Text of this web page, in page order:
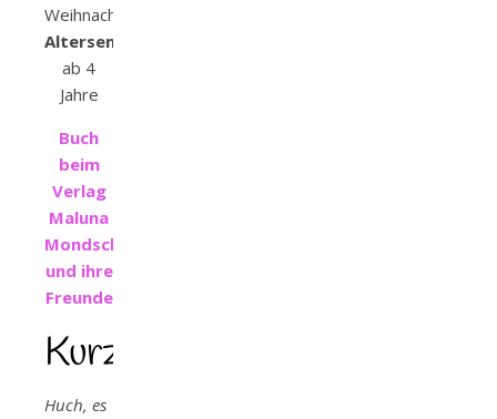
Weihnachten
Altersempfehlung:
ab 4
Jahre
Buch
beim
Verlag
Maluna
Mondschein
und ihre
Freunde
Kurzbeschreibung
Huch, es